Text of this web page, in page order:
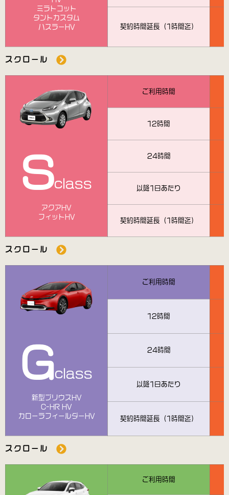
ミラトコット
タントカスタム
ハスラーHV
契約時間延長（1時間迄）
スクロール
Sclass
アクアHV
フィットHV
ご利用時間
12時間
24時間
以降1日あたり
契約時間延長（1時間迄）
スクロール
Gclass
新型プリウスHV
C-HR HV
カローラフィールダーHV
ご利用時間
12時間
24時間
以降1日あたり
契約時間延長（1時間迄）
スクロール
ご利用時間